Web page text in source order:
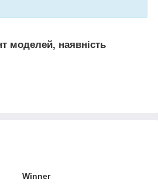
моделей, наявність
Winner